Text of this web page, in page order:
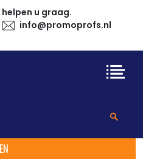
u graag.
info@promoprofs.nl